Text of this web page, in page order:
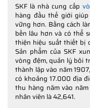
SKF là nhà cung cấp
hàng đầu thế giới
vững hơn. Bằng cách
bền lâu hơn và có thể
thiện hiệu suất thiết bị
Sản phẩm của SKF
vòng đệm, quản lý bôi
thành lập vào năm
có khoảng 17.000 địa
thu hàng năm vào
nhân viên là 42,641.